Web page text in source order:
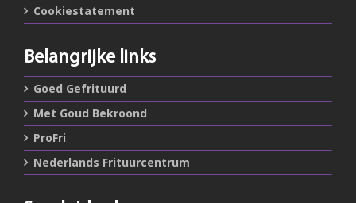
Cookiestatement
Belangrijke links
Goed Gefrituurd
Met Goud Bekroond
ProFri
Nederlands Frituurcentrum